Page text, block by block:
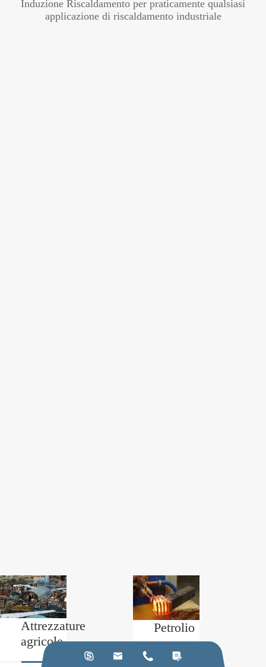
Induzione Riscaldamento per praticamente qualsiasi
applicazione di riscaldamento industriale
Attrezzature
agricole
Petrolio
e
gas
   